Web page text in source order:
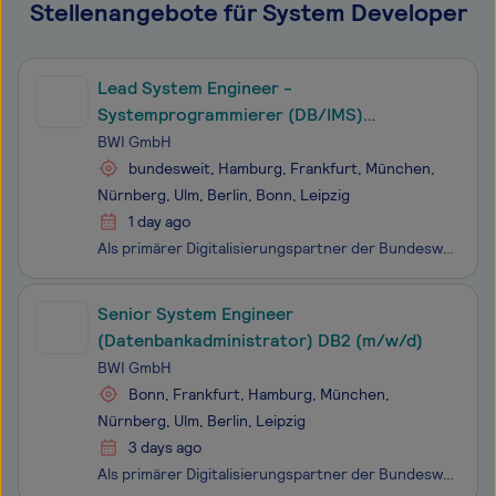
Stellenangebote für System Developer
Lead System Engineer -
Systemprogrammierer (DB/IMS)
Mainframe (m/w/d)
BWI GmbH
bundesweit, Hamburg, Frankfurt, München,
Nürnberg, Ulm, Berlin, Bonn, Leipzig
1 day ago
Als primärer Digitalisierungspartner der Bundeswehr erbringen wir stabile, sichere und effiziente IT-Services im In- und Ausland, vom Grundbetrieb bis in den einsatznahen Bereich und tragen so zur kontinuierlichen Erhöhung der Führungs- und Einsatzfähigkeit der Bundeswehr bei. Mit über 8.000 Kolleg*
Senior System Engineer
(Datenbankadministrator) DB2 (m/w/d)
BWI GmbH
Bonn, Frankfurt, Hamburg, München,
Nürnberg, Ulm, Berlin, Leipzig
3 days ago
Als primärer Digitalisierungspartner der Bundeswehr erbringen wir stabile, sichere und effiziente IT-Services im In- und Ausland, vom Grundbetrieb bis in den einsatznahen Bereich und tragen so zur kontinuierlichen Erhöhung der Führungs- und Einsatzfähigkeit der Bundeswehr bei. Mit über 8.000 Kolleg*